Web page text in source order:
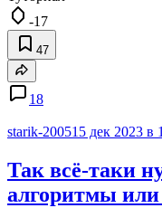
-17
47
18
starik-200515 дек 2023 в
Так всё-таки
алгоритмы или